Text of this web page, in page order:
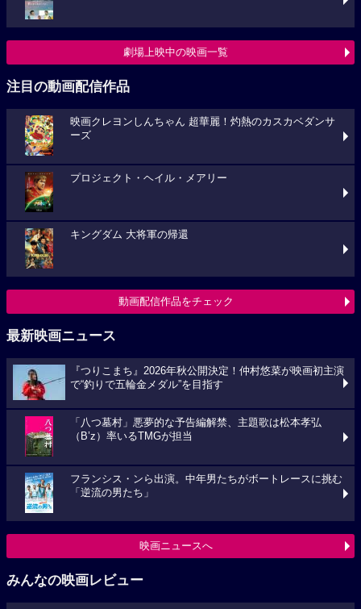
劇場上映中の映画一覧
注目の動画配信作品
映画クレヨンしんちゃん 超華麗！灼熱のカスカベダンサ
ーズ
プロジェクト・ヘイル・メアリー
キングダム 大将軍の帰還
動画配信作品をチェック
最新映画ニュース
『つりこまち』2026年秋公開決定！仲村悠菜が映画初主演
で“釣りで五輪金メダル”を目指す
「八つ墓村」悪夢的な予告編解禁、主題歌は松本孝弘
（B’z）率いるTMGが担当
フランシス・ンら出演。中年男たちがボートレースに挑む
「逆流の男たち」
映画ニュースへ
みんなの映画レビュー